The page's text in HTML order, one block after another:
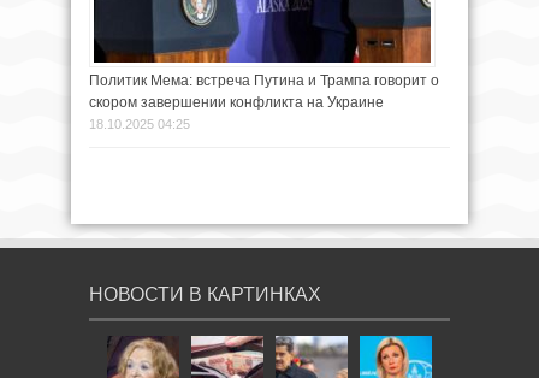
Политик Мема: встреча Путина и Трампа говорит о
скором завершении конфликта на Украине
18.10.2025 04:25
НОВОСТИ В КАРТИНКАХ